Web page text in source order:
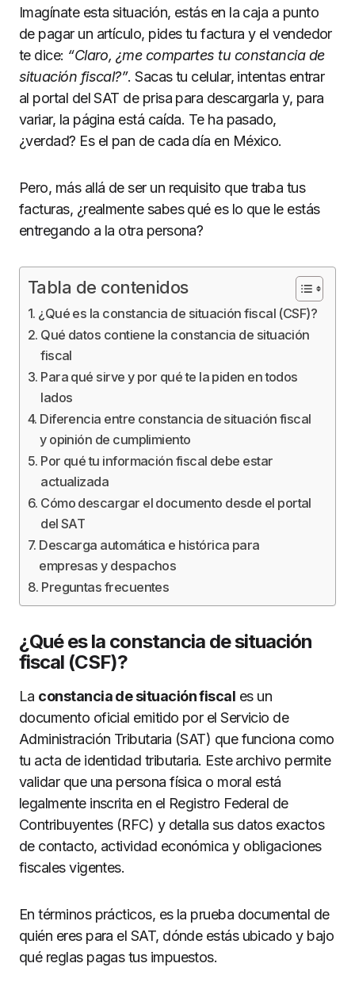
Imagínate esta situación, estás en la caja a punto
de pagar un artículo, pides tu factura y el vendedor
te dice: “Claro, ¿me compartes tu constancia de
situación fiscal?”. Sacas tu celular, intentas entrar
al portal del SAT de prisa para descargarla y, para
variar, la página está caída. Te ha pasado,
¿verdad? Es el pan de cada día en México.
Pero, más allá de ser un requisito que traba tus
facturas, ¿realmente sabes qué es lo que le estás
entregando a la otra persona?
Tabla de contenidos
¿Qué es la constancia de situación fiscal (CSF)?
Qué datos contiene la constancia de situación
fiscal
Para qué sirve y por qué te la piden en todos
lados
Diferencia entre constancia de situación fiscal
y opinión de cumplimiento
Por qué tu información fiscal debe estar
actualizada
Cómo descargar el documento desde el portal
del SAT
Descarga automática e histórica para
empresas y despachos
Preguntas frecuentes
¿Qué es la constancia de situación
fiscal (CSF)?
La constancia de situación fiscal es un
documento oficial emitido por el Servicio de
Administración Tributaria (SAT) que funciona como
tu acta de identidad tributaria. Este archivo permite
validar que una persona física o moral está
legalmente inscrita en el Registro Federal de
Contribuyentes (RFC) y detalla sus datos exactos
de contacto, actividad económica y obligaciones
fiscales vigentes.
En términos prácticos, es la prueba documental de
quién eres para el SAT, dónde estás ubicado y bajo
qué reglas pagas tus impuestos.